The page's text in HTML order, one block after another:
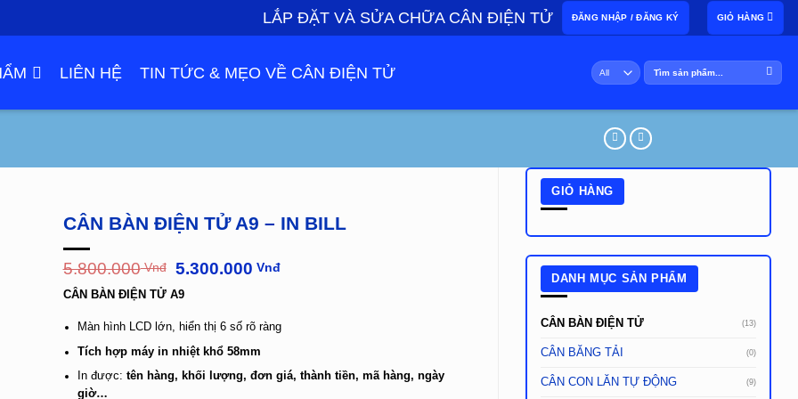
LẮP ĐẶT VÀ SỬA CHỮA CÂN ĐIỆN TỬ ĐĂNG NHẬP / ĐĂNG KÝ GIỎ HÀNG
LIÊN HỆ TIN TỨC & MẸO VỀ CÂN ĐIỆN TỬ
Tìm
kiếm:
GIỎ HÀNG
DANH MỤC SẢN PHẨM
CÂN BÀN ĐIỆN TỬ (13)
CÂN BĂNG TẢI (0)
CÂN CON LĂN TỰ ĐỘNG (9)
CÂN BÀN ĐIỆN TỬ A9 – IN BILL
5.800.000Vnđ
Giá
là:
5.800.000
Vnđ.
5.300.000 VnđGiá
5.300.000
CÂN BÀN ĐIỆN TỬ A9
Màn hình LCD lớn, hiển thị 6 số rõ ràng
Tích hợp máy in nhiệt khổ 58mm
In được: tên hàng, khối lượng, đơn giá, thành tiền, mã hàng, ngày
giờ…